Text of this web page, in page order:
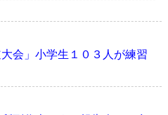
会」小学生１０３人が練習